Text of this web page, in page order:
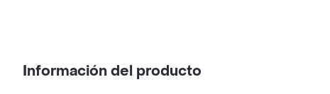
Información del producto